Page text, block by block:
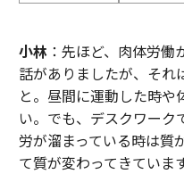
小林：先ほど、肉体労働
話がありましたが、それ
と。昼間に運動した時
い。でも、デスクワーク
労が溜まっている時は質
て質が変わってきています